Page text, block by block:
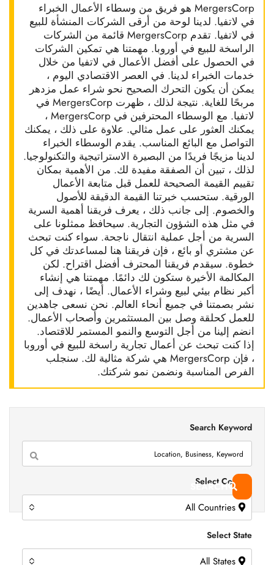
MergersCorp هو فريق من وسطاء الأعمال الخبراء
في لاتفيا. لدينا لوحة من أرقى الشركات المنشأة للبيع
في لاتفيا. تقدم MergersCorp قائمة من الشركات
الراسخة للبيع في أوروبا. مهمتنا هي تمكين الشركات
في الحصول على أفضل الأعمال في لاتفيا من خلال
خدمات الخبراء لدينا. في العصر الاقتصادي اليوم ،
يمكن أن يكون التحرك الصحيح نحو شراء عمل مزدهر
مربحًا للغاية. نتيجة لذلك ، ظهرت MergersCorp في
لاتفيا. مع الوسطاء المحترفين في MergersCorp ،
يمكنك العثور على عمل مثالي. علاوة على ذلك ، يمكنك
التواصل مع البائع المناسب. يقدم الوسطاء الخبراء
لدينا مزيجًا فريدًا من البصيرة الاستراتيجية والتكنولوجيا.
لذلك ، تبين أن الصفقة مفيدة لك. من الأهمية بمكان
تقييم القيمة الصحيحة للعمل قبل متابعة الأعمال
الورقية. ستحسب خبرتنا القيمة الدقيقة للأصول
والخصوم. إلى جانب ذلك ، يعرف فريقنا أهمية السرية
في مثل هذه الشؤون التجارية. سيحافظ ممثلونا على
السرية من أجل عملية انتقال ناجحة. سواء كنت تبحث
عن مشتري أو بائع ، فإن فريقنا هنا لمساعدتك في كل
خطوة. سيقدم فريقنا المحترف أفضل اقتراح. لكن
المكالمة الأخيرة ستكون لك دائمًا. مهمتنا هي إنشاء
أكبر نظام بيئي لبيع وشراء الأعمال. أيضًا ، نهدف إلى
نشر بصمتنا في جميع أنحاء العالم. نحن نسعى جاهدين
للعمل كحلقة وصل بين المستثمرين وأصحاب الأعمال.
انضم إلينا من أجل التوسع والنمو المستمر للاقتصاد.
إذا كنت تبحث عن أعمال تجارية راسخة للبيع في أوروبا
، فإن MergersCorp هي شركة مثالية لك. سنجلب
الفرص المناسبة ونضمن نمو شركتك.
Search Keyword
Select Country
All Countries
Select State
All States
SEARCH